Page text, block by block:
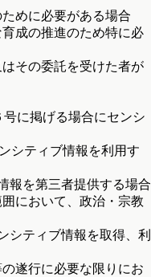
めに必要がある場合
成の推進のため特に必
その委託を受けた者が
に掲げる場合にセンシ
シティブ情報を利用す
報を第三者提供する場合
において、政治・宗教
シティブ情報を取得、利
遂行に必要な限りにお